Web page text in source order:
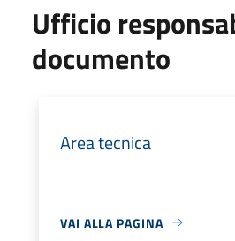
Ufficio
documento
Area tecnica
VAI ALLA PAGINA